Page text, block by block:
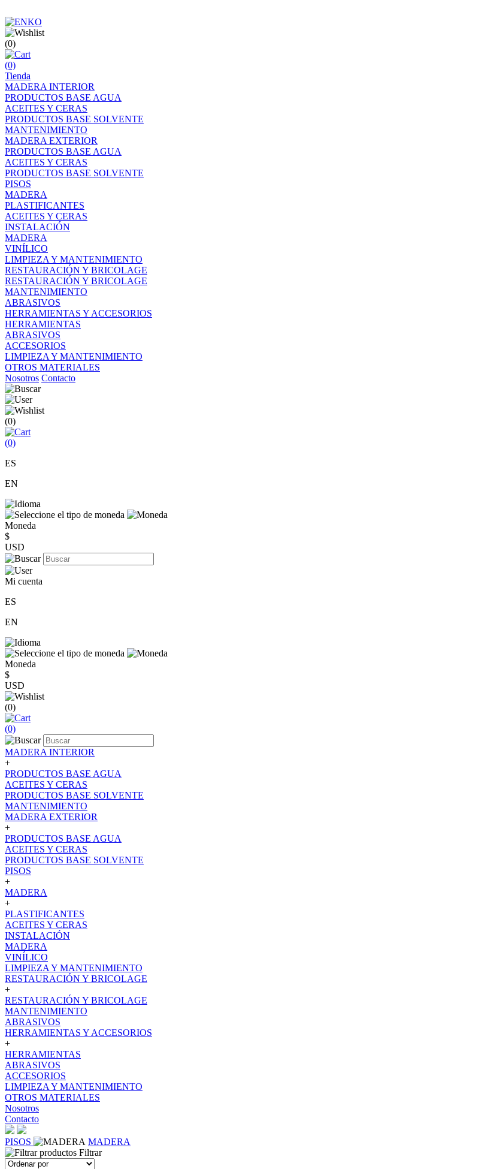
(0)
(0)
Tienda
MADERA INTERIOR
PRODUCTOS BASE AGUA
ACEITES Y CERAS
PRODUCTOS BASE SOLVENTE
MANTENIMIENTO
MADERA EXTERIOR
PRODUCTOS BASE AGUA
ACEITES Y CERAS
PRODUCTOS BASE SOLVENTE
PISOS
MADERA
PLASTIFICANTES
ACEITES Y CERAS
INSTALACIÓN
MADERA
VINÍLICO
LIMPIEZA Y MANTENIMIENTO
RESTAURACIÓN Y BRICOLAGE
RESTAURACIÓN Y BRICOLAGE
MANTENIMIENTO
ABRASIVOS
HERRAMIENTAS Y ACCESORIOS
HERRAMIENTAS
ABRASIVOS
ACCESORIOS
LIMPIEZA Y MANTENIMIENTO
OTROS MATERIALES
Nosotros Contacto
(0)
(0)
ES
EN
Moneda
$
USD
Mi cuenta
ES
EN
Moneda
$
USD
(0)
(0)
MADERA INTERIOR
+
PRODUCTOS BASE AGUA
ACEITES Y CERAS
PRODUCTOS BASE SOLVENTE
MANTENIMIENTO
MADERA EXTERIOR
+
PRODUCTOS BASE AGUA
ACEITES Y CERAS
PRODUCTOS BASE SOLVENTE
PISOS
+
MADERA
+
PLASTIFICANTES
ACEITES Y CERAS
INSTALACIÓN
MADERA
VINÍLICO
LIMPIEZA Y MANTENIMIENTO
RESTAURACIÓN Y BRICOLAGE
+
RESTAURACIÓN Y BRICOLAGE
MANTENIMIENTO
ABRASIVOS
HERRAMIENTAS Y ACCESORIOS
+
HERRAMIENTAS
ABRASIVOS
ACCESORIOS
LIMPIEZA Y MANTENIMIENTO
OTROS MATERIALES
Nosotros
Contacto
PISOS
MADERA
Filtrar